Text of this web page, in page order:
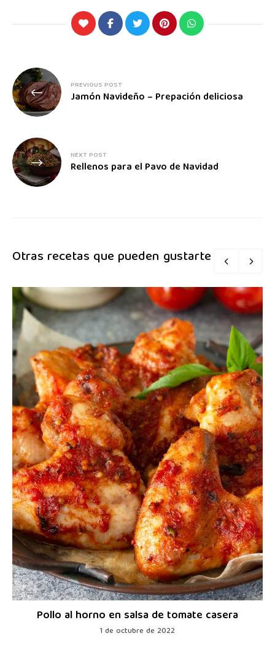
PREVIOUS POST
Jamón Navideño – Prepación deliciosa
NEXT POST
Rellenos para el Pavo de Navidad
Otras recetas que pueden gustarte
Pollo al horno en salsa de tomate casera
1 de octubre de 2022